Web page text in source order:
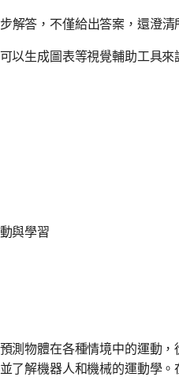
解答，不僅給出答案，還澄清
以生成圖表等視覺輔助工具
與學習
測物體在各種情境中的運動
了解機器人和機械的運動學